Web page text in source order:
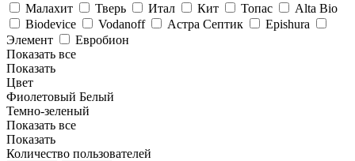
Малахит
Тверь Итал Кит Топас
Alta Bio
Biodevice
Vodanoff Астра Септик
Epishura
Элемент
Евробион
Показать все
Показать
Цвет
Фиолетовый Белый
Темно-зеленый
Показать все
Показать
Количество пользователей